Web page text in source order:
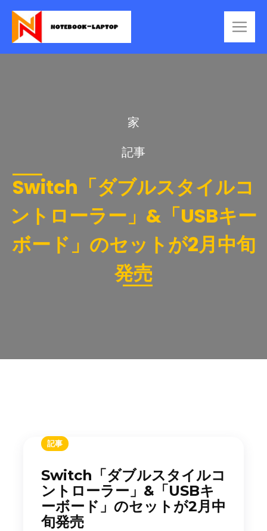
家
記事
Switch「ダブルスタイルコ
ントローラー」&「USBキー
ボード」のセットが2月中旬
発売
記事
Switch「ダブルスタイルコ
ントローラー」&「USBキ
ーボード」のセットが2月中
旬発売